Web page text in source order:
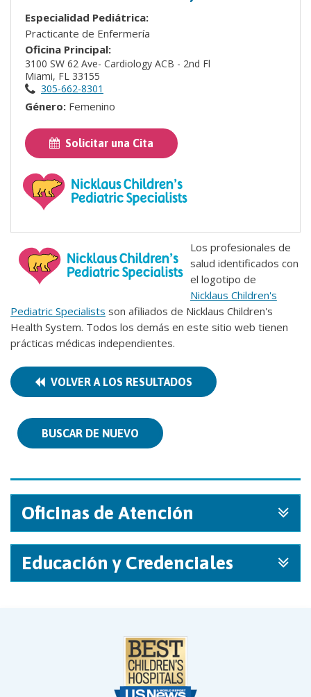
Especialidad Pediátrica:
Practicante de Enfermería
Oficina Principal:
3100 SW 62 Ave- Cardiology ACB - 2nd Fl
Miami, FL 33155
305-662-8301
Género: Femenino
Solicitar una Cita
Los profesionales de
salud identificados con
el logotipo de
Nicklaus Children's
Pediatric Specialists son afiliados de Nicklaus Children's
Health System. Todos los demás en este sitio web tienen
prácticas médicas independientes.
VOLVER A LOS RESULTADOS
BUSCAR DE NUEVO
Oficinas de Atención
Educación y Credenciales